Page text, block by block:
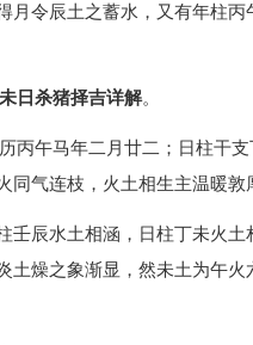
月令辰土之蓄水，又有年柱
日杀猪择吉详解。
丙午马年二月廿二；日柱干
气连枝，火土相生主温暖敦
壬辰水土相涵，日柱丁未火
土燥之象渐显，然未土为午